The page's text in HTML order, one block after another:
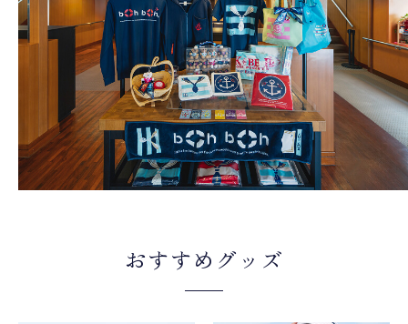
おすすめグッズ